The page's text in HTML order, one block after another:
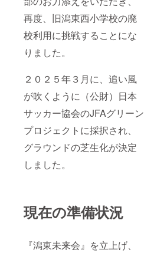
再度、旧潟東西小学校の廃
校利用に挑戦することにな
りました。
２０２５年３月に、追い風
が吹くように（公財）日本
サッカー協会のJFAグリーン
プロジェクトに採択され、
グラウンドの芝生化が決定
しました。
現在の準備状況
『潟東未来会』を立上げ、